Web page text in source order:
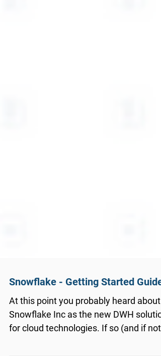
Snowflake - Getting Started Guide
At this point you probably heard about
Snowflake Inc as the new DWH